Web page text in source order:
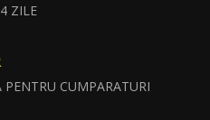
ZILE
PENTRU CUMPARATURI